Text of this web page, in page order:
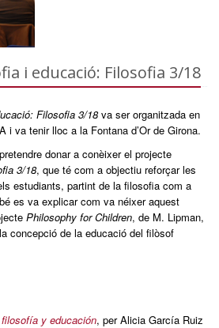
i educació: Filosofia 3/18
Filosofia 3/18va ser organitzada en
i va tenir lloc a la Fontana d’Or de Girona.
donar a conèixer el projecte
3/18, que té com a objectiu reforçar les
estudiants, partint de la filosofia com a
es va explicar com va néixer aquest
Philosophy for Children, de M. Lipman,
concepció de la educació del filòsof
y educación, per Alicia García Ruiz